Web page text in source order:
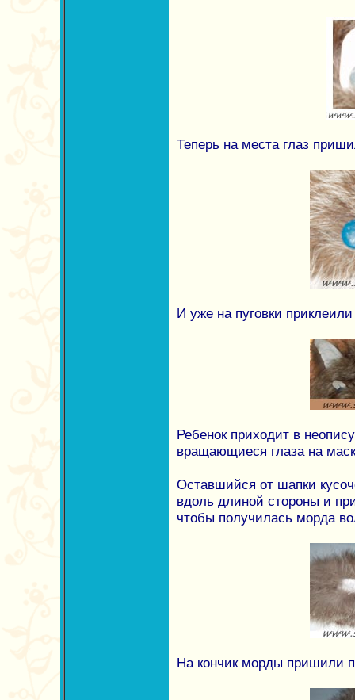
Теперь на места глаз
И уже на пуговки приклеили
Ребенок приходит в
вращающиеся глаза на
Оставшийся от шапки
вдоль длиной стороны и
чтобы получилась морда
На кончик морды пришили